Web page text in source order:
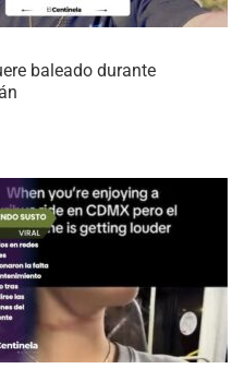
baleado durante